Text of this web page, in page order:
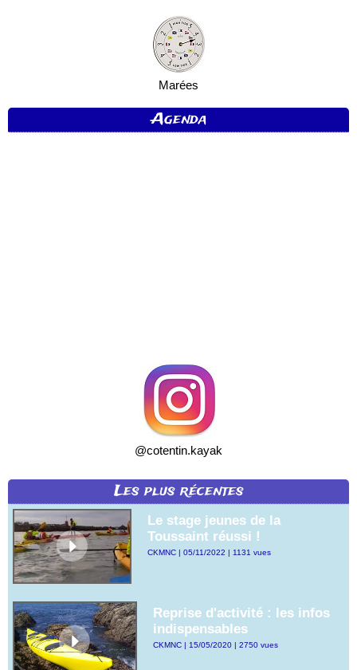
Marées
Agenda
@cotentin.kayak
Les plus récentes
Le stage jeunes de la
Toussaint réussi !
CKMNC | 05/11/2022 | 1131 vues
Reprise d'activité : les infos
indispensables
CKMNC | 15/05/2020 | 2750 vues